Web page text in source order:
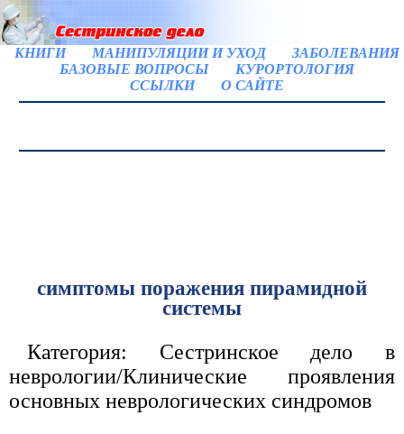
КНИГИ МАНИПУЛЯЦИИ И УХОД
ЗАБОЛЕВАНИЯ
БАЗОВЫЕ ВОПРОСЫ
КУРОРТОЛОГИЯ
ССЫЛКИ
О САЙТЕ
симптомы поражения пирамидной
системы
Категория: Сестринское дело в
неврологии/Клинические проявления
основных неврологических синдромов